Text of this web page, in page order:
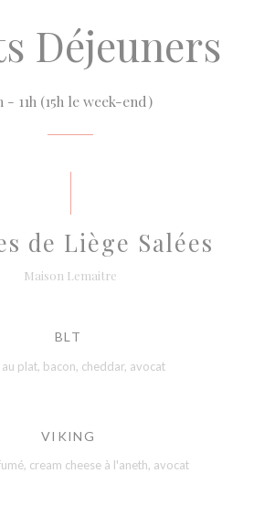
Déjeuners
- 11h (15h le week-end)
de Liège Salées
Maison Lemaitre
BLT
plat, bacon, cheddar, avocat
VIKING
cream cheese à l'aneth, avocat